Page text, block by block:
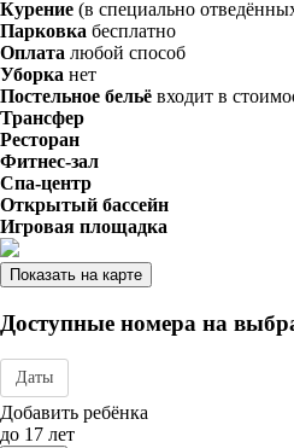
Курение (в специально
Парковка бесплатно
Оплата любой способ
Уборка нет
Постельное бельё входит в
Трансфер
Ресторан
Фитнес-зал
Спа-центр
Открытый бассейн
Игровая площадка
Показать на карте
Доступные номера на
Даты
Дата заезда - отъезда
Добавить ребёнка
до 17 лет